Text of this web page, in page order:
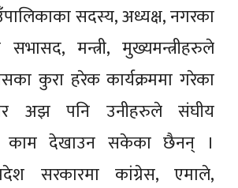
सदस्य, अध्यक्ष, नगरका
मन्त्री, मुख्यमन्त्रीहरुले
कुरा हरेक कार्यक्रममा गरेका
अझ पनि उनीहरुले संघीय
काम देखाउन सकेका छैनन् ।
सरकारमा कांग्रेस, एमाले,